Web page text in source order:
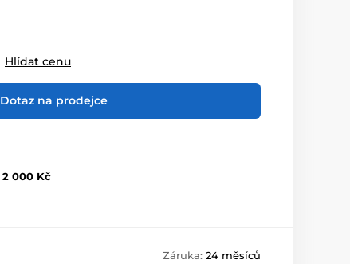
Hlídat cenu
Dotaz na prodejce
2 000 Kč
Záruka: 24 měsíců